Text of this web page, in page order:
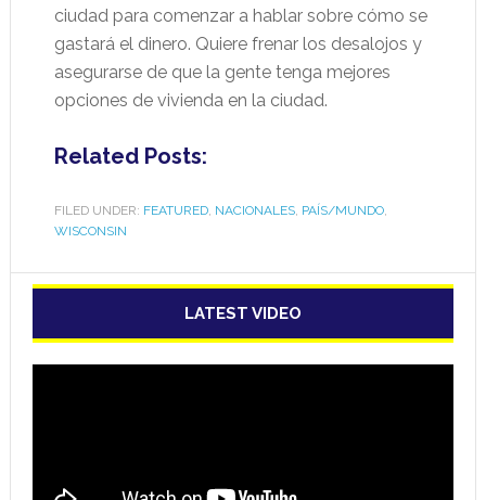
ciudad para comenzar a hablar sobre cómo se
gastará el dinero. Quiere frenar los desalojos y
asegurarse de que la gente tenga mejores
opciones de vivienda en la ciudad.
Related Posts:
FILED UNDER: FEATURED, NACIONALES, PAÍS/MUNDO,
WISCONSIN
LATEST VIDEO